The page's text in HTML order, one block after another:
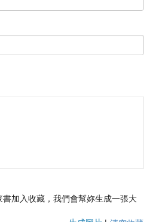
加入收藏，我們會幫妳生成一張大